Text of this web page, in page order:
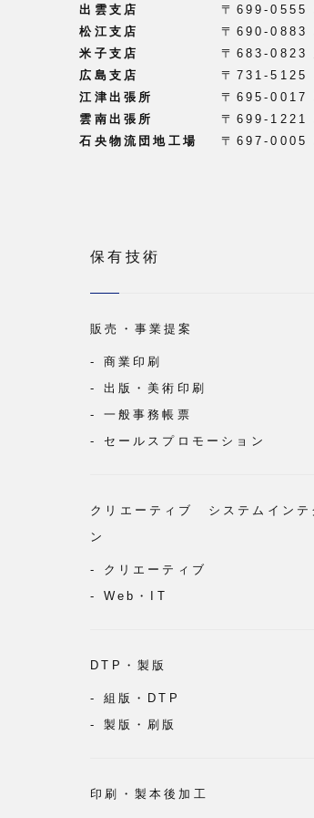
出雲支店
〒699-0555
松江支店
〒690-0883
米子支店
〒683-0823
広島支店
〒731-5125
江津出張所
〒695-0017
雲南出張所
〒699-1221
石央物流団地工場
〒697-0005
保有技術
販売・事業提案
商業印刷
出版・美術印刷
一般事務帳票
セールスプロモーション
クリエーティブ システムインテ
ン
クリエーティブ
Web・IT
DTP・製版
組版・DTP
製版・刷版
印刷・製本後加工